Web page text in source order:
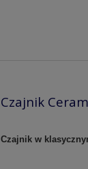
Czajnik
Czajnik w